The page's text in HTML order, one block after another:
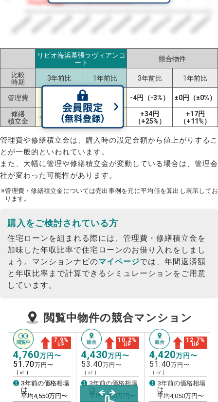
2023/072023/112024/032024/072024/112025/032025/072025/112026/032026/07
リビオ海浜幕張ラヴィアンコ
ート
競合物件
比較
時期
3年前比 1年前比 3年前比 1年前比
管理費
（+9%）
（+1%）
-4円（-3%） ±0円（±0%）
修繕
積立金
-7円（-4%） -5円（-3%）
+34円
（+25%）
+17円
（+11%）
管理費や修繕積立金は、購入時の設定金額から値上がりするこ
とが一般的といわれています。
また、大幅に管理や修繕積立金が変動している場合は、管理会
社が変わった可能性があります。
※管理費・修繕積立金については売出事例を元に平均値を算出し表示してお
ります。
購入をご検討されている方
住宅ローンを組まれる際には、管理費・修繕積立金を
加味した年収比率で住宅ローンのお借り入れをしまし
ょう。 マンションナビのマイページでは、年間返済額
と年収比率まで計算できるシミュレーションをご用意
しています。
閲覧中物件の競合マンション
7.9%
UP
4,760万円〜
51.70万円〜
（㎡）
3年前の価格相場
は
平均4,550万円〜
10.2%
UP
4,430万円〜
53.40万円〜
（㎡）
3年前の価格相場
は
平均4,160万円〜
12.7%
UP
4,420万円〜
51.40万円〜
（㎡）
3年前の価格相場
は
平均4,050万円〜